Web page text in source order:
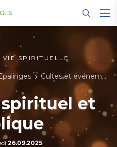
SPIRITUELLE
Cultes et événements
spirituel et
26.09.2025